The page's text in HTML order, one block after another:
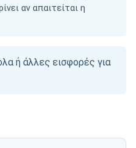
αν απαιτείται η
ή άλλες εισφορές για